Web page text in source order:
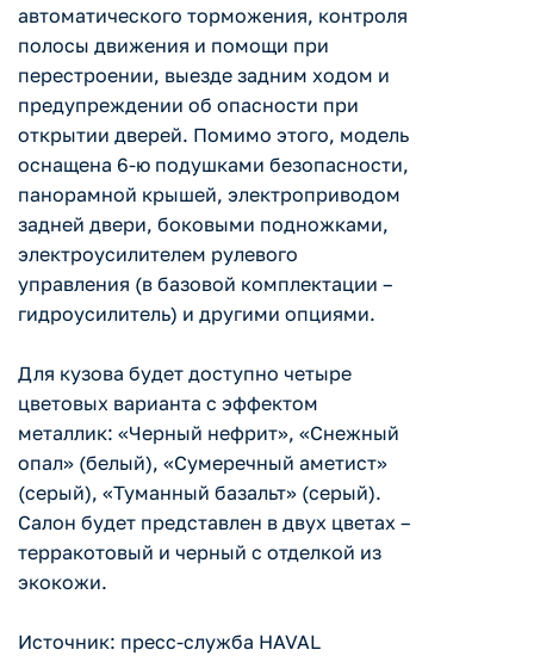
автоматического торможения, контроля
полосы движения и помощи при
перестроении, выезде задним ходом и
предупреждении об опасности при
открытии дверей. Помимо этого, модель
оснащена 6-ю подушками безопасности,
панорамной крышей, электроприводом
задней двери, боковыми подножками,
электроусилителем рулевого
управления (в базовой комплектации –
гидроусилитель) и другими опциями.
Для кузова будет доступно четыре
цветовых варианта с эффектом
металлик: «Черный нефрит», «Снежный
опал» (белый), «Сумеречный аметист»
(серый), «Туманный базальт» (серый).
Салон будет представлен в двух цветах –
терракотовый и черный с отделкой из
экокожи.
Источник: пресс-служба HAVAL